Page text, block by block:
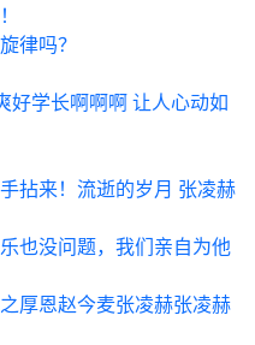
律吗？
学长啊啊啊 让人心动如
拈来！流逝的岁月 张凌赫
也没问题，我们亲自为他
厚恩赵今麦张凌赫张凌赫